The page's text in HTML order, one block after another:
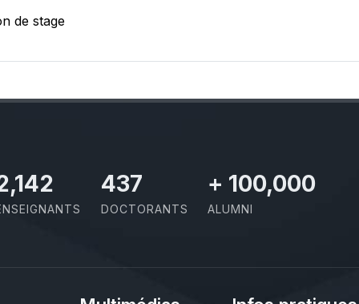
de stage
437
DOCTORANTS
+ 100,000
ALUMNI